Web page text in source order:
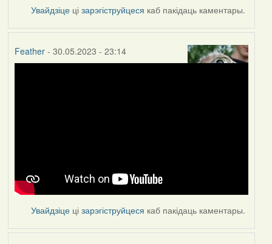
Увайдзіце цізарэгіструйцеся каб пакідаць каментары.
Feather- 30.05.2023 - 23:14
Увайдзіце цізарэгіструйцеся каб пакідаць каментары.